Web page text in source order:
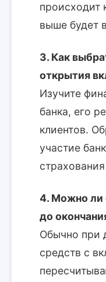
происходит
выше будет
3. Как
открытия
Изучите
банка, его
клиентов.
участие
4. Можно ли
до
Обычно при
средств с